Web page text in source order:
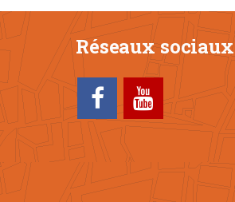
Réseaux sociaux